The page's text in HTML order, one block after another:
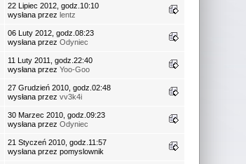
22 Lipiec 2012, godz.10:10
wysłana przezlentz
06 Luty 2012, godz.08:23
wysłana przezOdyniec
11 Luty 2011, godz.22:40
wysłana przezYoo-Goo
27 Grudzień 2010, godz.02:48
wysłana przezvv3k4i
30 Marzec 2010, godz.09:23
wysłana przezOdyniec
21 Styczeń 2010, godz.11:57
wysłana przez pomyslownik